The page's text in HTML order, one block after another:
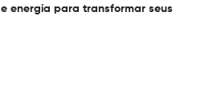
energia para transformar seus